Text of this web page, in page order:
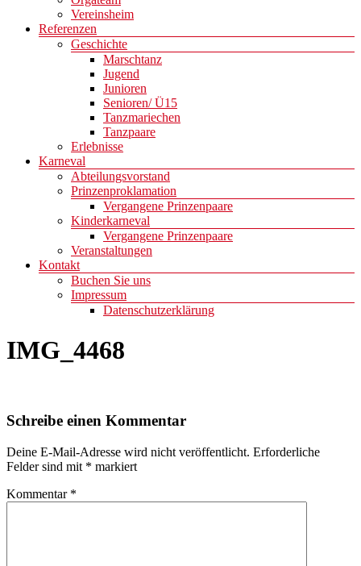
Vereinsheim
Referenzen
Geschichte
Marschtanz
Jugend
Junioren
Senioren/ Ü15
Tanzmariechen
Tanzpaare
Erlebnisse
Karneval
Abteilungsvorstand
Prinzenproklamation
Vergangene Prinzenpaare
Kinderkarneval
Vergangene Prinzenpaare
Veranstaltungen
Kontakt
Buchen Sie uns
Impressum
Datenschutzerklärung
IMG_4468
Schreibe einen Kommentar
Deine E-Mail-Adresse wird nicht veröffentlicht. Erforderliche
Felder sind mit * markiert
Kommentar *